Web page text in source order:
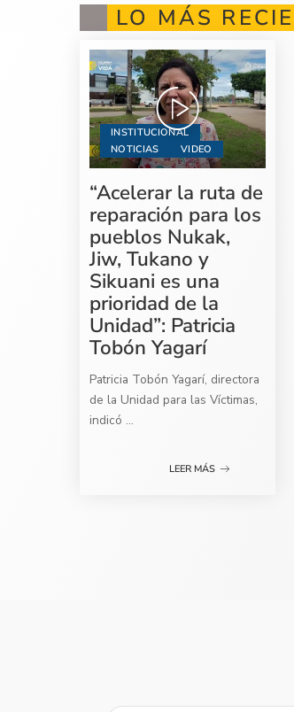
LO MÁS
INSTITUCIONAL
NOTICIAS
VIDEO
“Acelerar la ruta de
reparación para los
pueblos Nukak,
Jiw, Tukano y
Sikuani es una
prioridad de la
Unidad”: Patricia
Tobón Yagarí
Patricia Tobón Yagarí, directora
de la Unidad para las Víctimas,
indicó ...
LEER MÁS